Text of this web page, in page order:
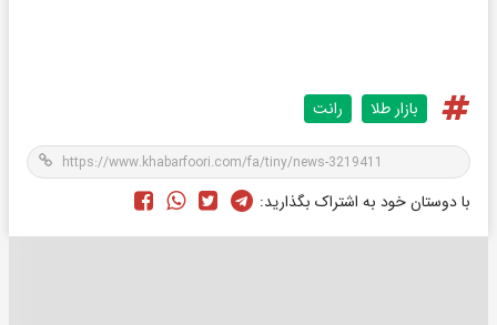
بازار طلا رانت
با دوستان خود به اشتراک بگذارید: